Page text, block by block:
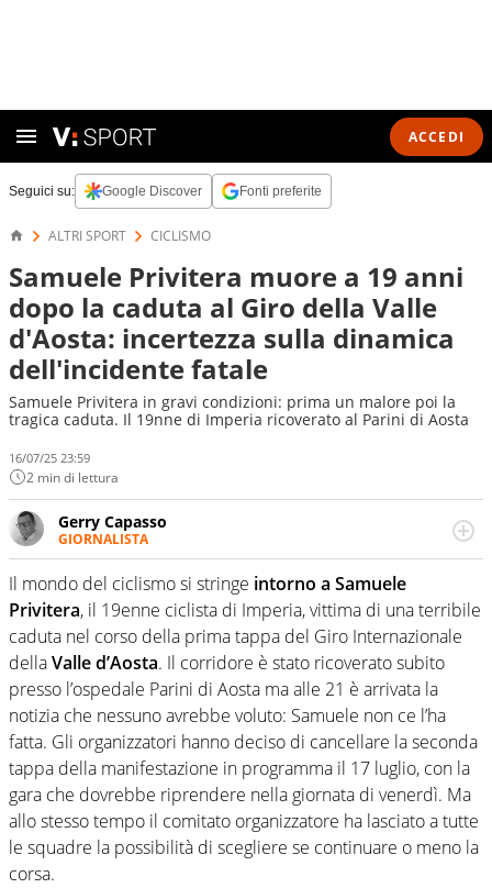
ACCEDI
Seguici su: Google Discover Fonti preferite
ALTRI SPORT CICLISMO
Samuele Privitera muore a 19 anni
dopo la caduta al Giro della Valle
d'Aosta: incertezza sulla dinamica
dell'incidente fatale
Samuele Privitera in gravi condizioni: prima un malore poi la
tragica caduta. Il 19nne di Imperia ricoverato al Parini di Aosta
16/07/25 23:59
2 min di lettura
Gerry Capasso
GIORNALISTA
Per lui gli sport americani non hanno segreti: basket,
football, baseball e la capacità innata di trovare la notizia
dove altri non vedono granché
Il mondo del ciclismo si stringe intorno a Samuele
Privitera, il 19enne ciclista di Imperia, vittima di una terribile
caduta nel corso della prima tappa del Giro Internazionale
dellaValle d’Aosta. Il corridore è stato ricoverato subito
presso l’ospedale Parini di Aosta ma alle 21 è arrivata la
notizia che nessuno avrebbe voluto: Samuele non ce l’ha
fatta. Gli organizzatori hanno deciso di cancellare la seconda
tappa della manifestazione in programma il 17 luglio, con la
gara che dovrebbe riprendere nella giornata di venerdì. Ma
allo stesso tempo il comitato organizzatore ha lasciato a tutte
le squadre la possibilità di scegliere se continuare o meno la
corsa.